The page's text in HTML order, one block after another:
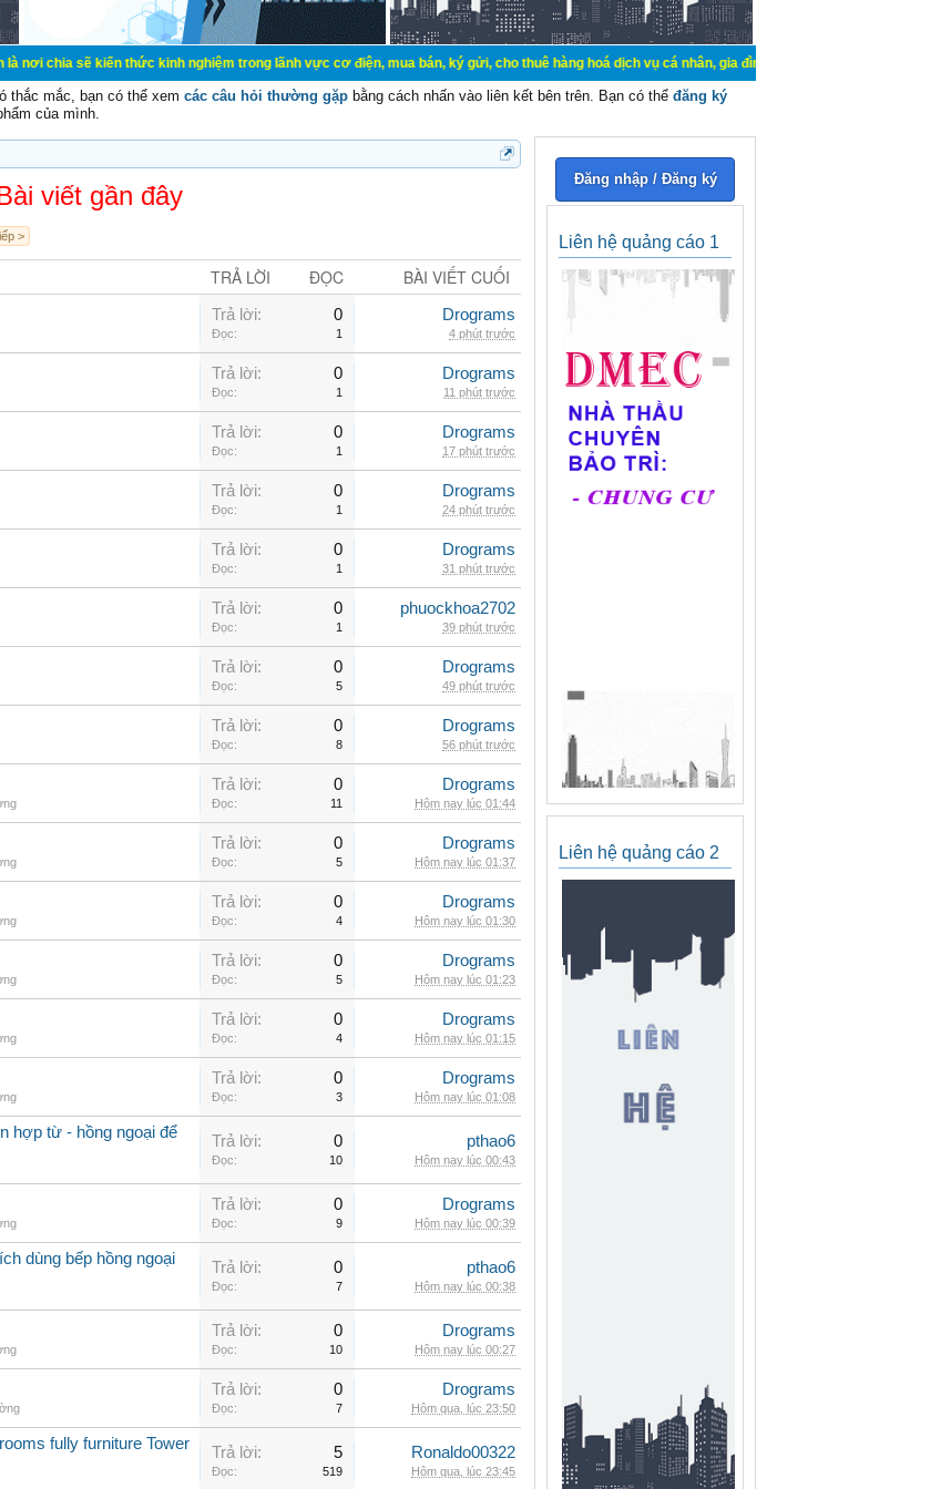
kiến thức kinh nghiệm trong lãnh vực cơ điện, mua bán, ký gửi, cho thuê hàng hoá dịch vụ cá nhân, gia đình. Mua bán, ký gửi, cho thuê thiết bị
thắc mắc, bạn có thể xem các câu hỏi thường gặp bằng cách nhấn vào liên kết bên trên. Bạn có thể đăng ký
của mình.
viết gần đây
>
TRẢ LỜI ĐỌC BÀI VIẾT CUỐI
Trả lời: 0
Đọc: 1
Drograms
4 phút trước
Trả lời: 0
Đọc: 1
Drograms
11 phút trước
Trả lời: 0
Đọc: 1
Drograms
17 phút trước
Trả lời: 0
Đọc: 1
Drograms
24 phút trước
Trả lời: 0
Đọc: 1
Drograms
31 phút trước
Trả lời: 0
Đọc: 1
phuockhoa2702
39 phút trước
Trả lời: 0
Đọc: 5
Drograms
49 phút trước
Trả lời: 0
Đọc: 8
Drograms
56 phút trước
Trả lời: 0
Đọc: 11
Drograms
Hôm nay lúc 01:44
Trả lời: 0
Đọc: 5
Drograms
Hôm nay lúc 01:37
Trả lời: 0
Đọc: 4
Drograms
Hôm nay lúc 01:30
Trả lời: 0
Đọc: 5
Drograms
Hôm nay lúc 01:23
Trả lời: 0
Đọc: 4
Drograms
Hôm nay lúc 01:15
Trả lời: 0
Đọc: 3
Drograms
Hôm nay lúc 01:08
hợp từ - hồng ngoại để
Trả lời: 0
Đọc: 10
pthao6
Hôm nay lúc 00:43
Trả lời: 0
Đọc: 9
Drograms
Hôm nay lúc 00:39
dùng bếp hồng ngoại
Trả lời: 0
Đọc: 7
pthao6
Hôm nay lúc 00:38
Trả lời: 0
Đọc: 10
Drograms
Hôm nay lúc 00:27
Trả lời: 0
Đọc: 7
Drograms
Hôm qua, lúc 23:50
fully furniture Tower
Trả lời: 5
Đọc: 519
Ronaldo00322
Hôm qua, lúc 23:45
Đăng nhập / Đăng ký
Liên hệ quảng cáo 1
Liên hệ quảng cáo 2